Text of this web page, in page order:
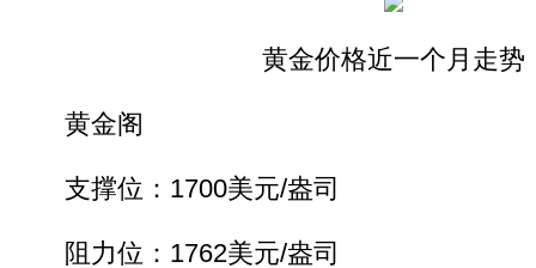
黄金价格近一个月走势
黄金阁
支撑位：1700美元/盎司
阻力位：1762美元/盎司